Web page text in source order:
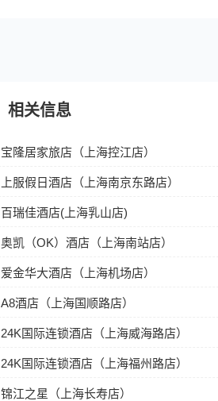
相关信息
宝隆居家旅店（上海控江店）
上服假日酒店（上海南京东路店）
百瑞佳酒店(上海乳山店)
奥凯（OK）酒店（上海南站店）
爱金华大酒店（上海机场店）
A8酒店（上海国顺路店）
24K国际连锁酒店（上海威海路店）
24K国际连锁酒店（上海福州路店）
锦江之星（上海长寿店）